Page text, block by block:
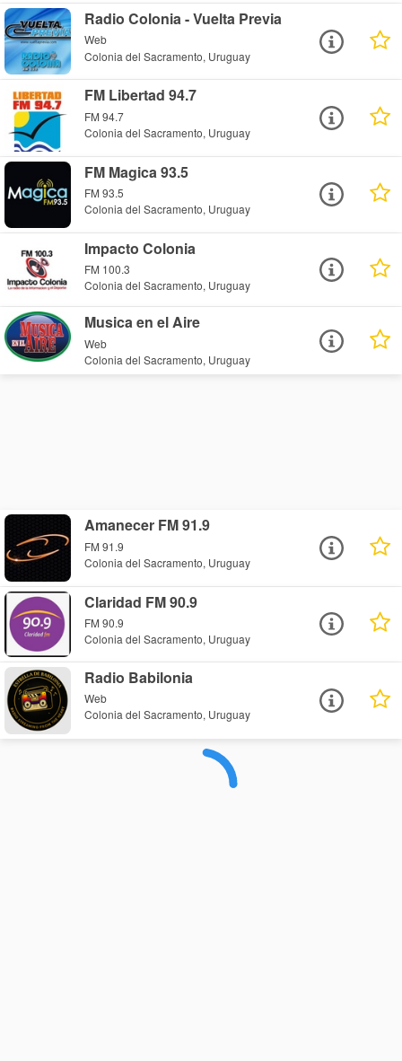
Radio Colonia - Vuelta Previa
Web
Colonia del Sacramento, Uruguay
FM Libertad 94.7
FM 94.7
Colonia del Sacramento, Uruguay
FM Magica 93.5
FM 93.5
Colonia del Sacramento, Uruguay
Impacto Colonia
FM 100.3
Colonia del Sacramento, Uruguay
Musica en el Aire
Web
Colonia del Sacramento, Uruguay
Amanecer FM 91.9
FM 91.9
Colonia del Sacramento, Uruguay
Claridad FM 90.9
FM 90.9
Colonia del Sacramento, Uruguay
Radio Babilonia
Web
Colonia del Sacramento, Uruguay